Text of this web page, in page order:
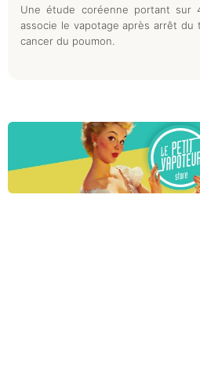
Une étude coréenne portant sur
associe le vapotage après arrêt du
cancer du poumon.